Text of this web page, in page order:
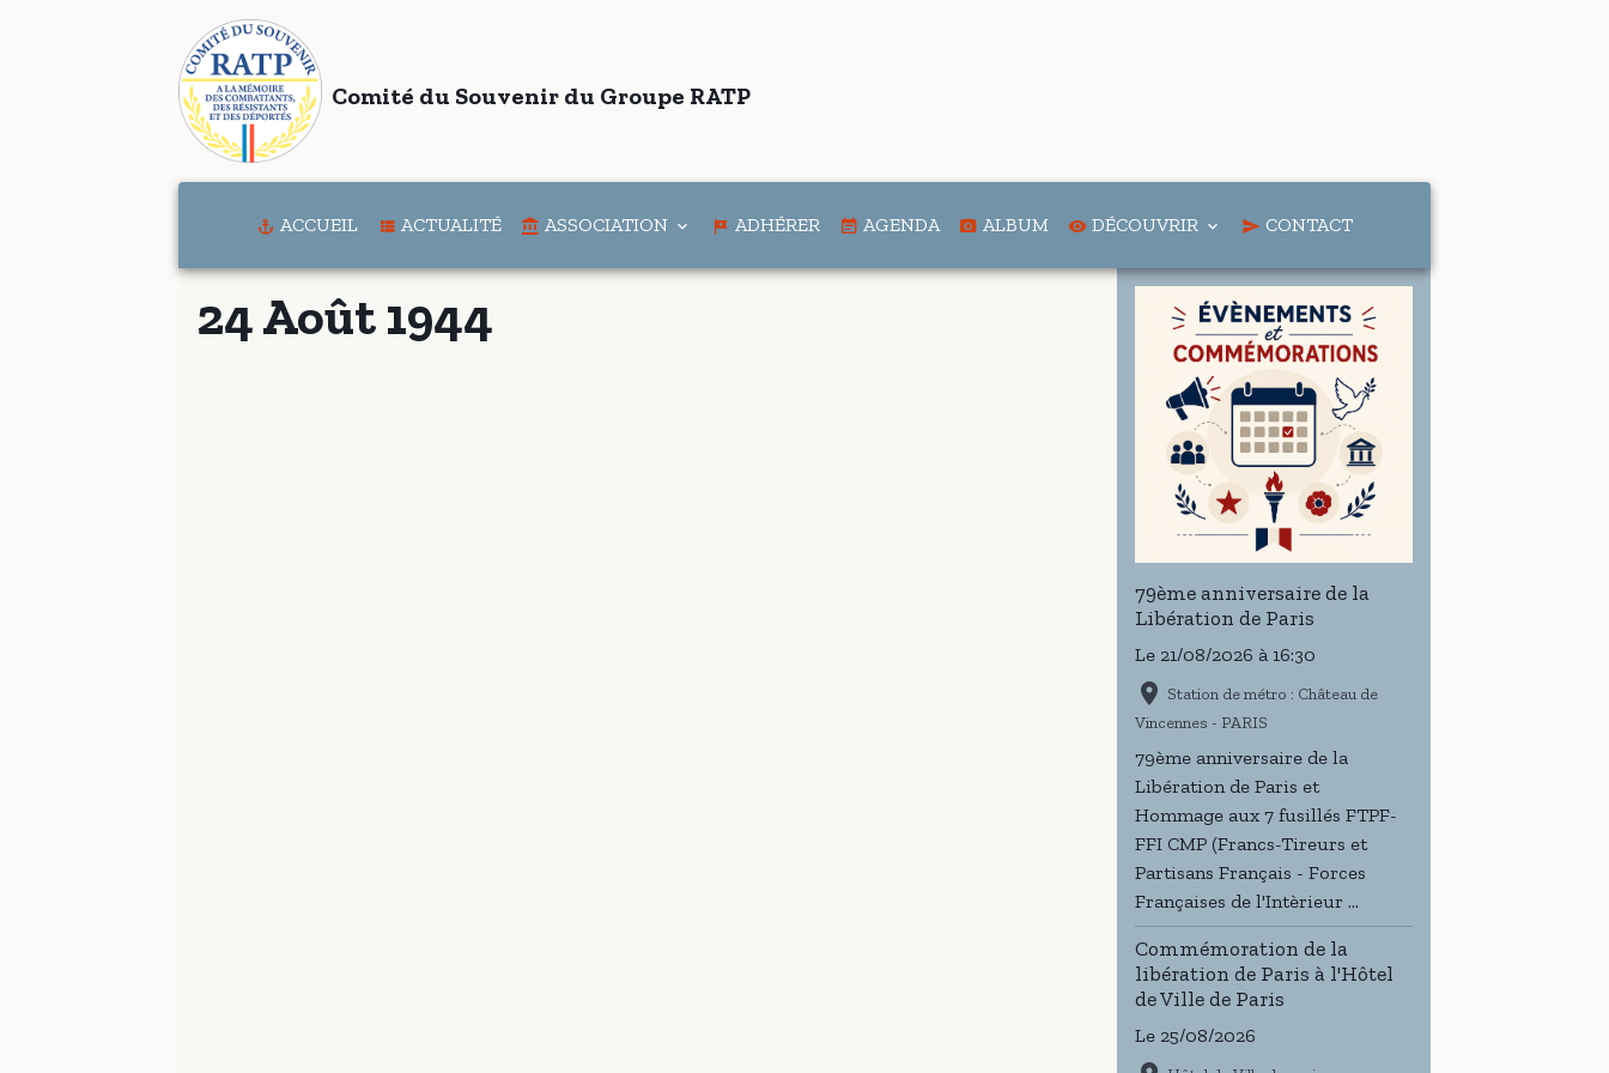
Comité du Souvenir du Groupe RATP
ACCUEIL ACTUALITÉ ASSOCIATION ADHÉRER AGENDA ALBUM DÉCOUVRIR CONTACT
24 Août 1944
79ème anniversaire de la
Libération de Paris
Le 21/08/2026 à 16:30
Station de métro : Château de
Vincennes - PARIS
79ème anniversaire de la
Libération de Paris et
Hommage aux 7 fusillés FTPF-
FFI CMP (Francs-Tireurs et
Partisans Français - Forces
Françaises de l'Intèrieur ...
Commémoration de la
libération de Paris à l'Hôtel
de Ville de Paris
Le 25/08/2026